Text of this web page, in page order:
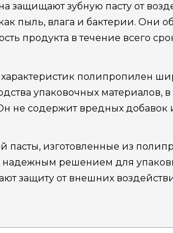
защищают зубную пасту от
пыль, влага и бактерии. Они
продукта в течение всего
характеристик полипропилен
упаковочных материалов,
не содержит вредных добавок
пасты, изготовленные из
решением для
защиту от внешних